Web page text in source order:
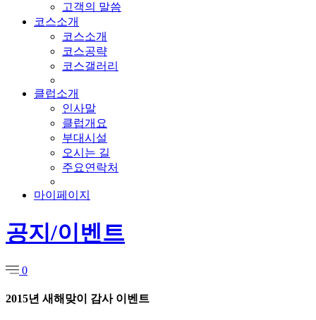
고객의 말씀
코스소개
코스소개
코스공략
코스갤러리
클럽소개
인사말
클럽개요
부대시설
오시는 길
주요연락처
마이페이지
공지/이벤트
0
2015년 새해맞이 감사 이벤트